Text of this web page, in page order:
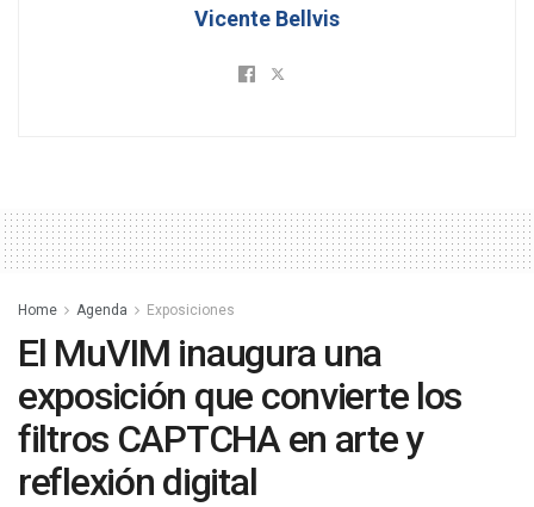
Vicente Bellvis
Home Agenda Exposiciones
El MuVIM inaugura una
exposición que convierte los
filtros CAPTCHA en arte y
reflexión digital